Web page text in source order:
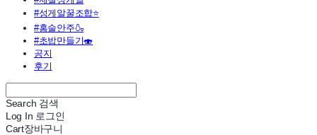
#성게알꿀조합⭐
#홈술안주🍶
#초밥만들기🍣
공지
후기
Search 검색
Log In 로그인
Cart장바구니